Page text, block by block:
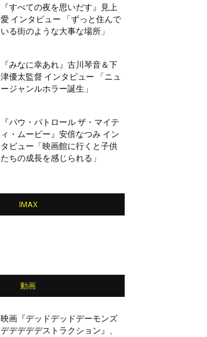
『すべての夜を思いだす』見上
愛 インタビュー 「ずっと住んで
いる街のような大事な場所」
『みなに幸あれ』古川琴音＆下
津優太監督 インタビュー 「ニュ
ージャンルホラー誕生」
『パウ・パトロール ザ・マイテ
ィ・ムービー』安倍なつみ イン
タビュー「映画館に行くと子供
たちの成長を感じられる」
IMAX
動画
映画『デッドデッドデーモンズ
デデデデデストラクション』、